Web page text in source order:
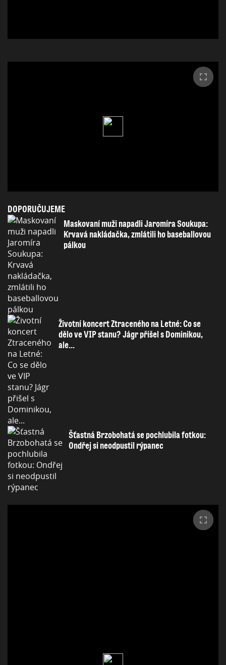
DOPORUČUJEME
Maskovaní muži napadli Jaromíra Soukupa:
Krvavá nakládačka, zmlátili ho baseballovou
pálkou
Životní koncert Ztraceného na Letné: Co se
dělo ve VIP stanu? Jágr přišel s Dominikou,
ale...
Šťastná Brzobohatá se pochlubila fotkou:
Ondřej si neodpustil rýpanec